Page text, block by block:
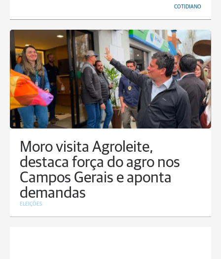
COTIDIANO
Moro visita Agroleite,
destaca força do agro nos
Campos Gerais e aponta
demandas
ELEIÇÕES